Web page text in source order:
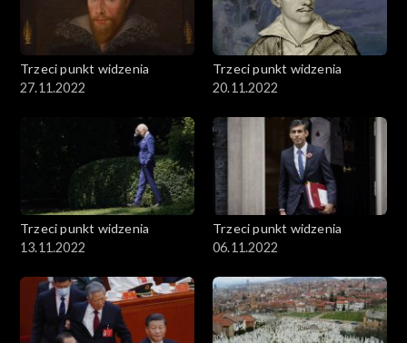
Trzeci punkt widzenia
27.11.2022
Trzeci punkt widzenia
20.11.2022
Trzeci punkt widzenia
13.11.2022
Trzeci punkt widzenia
06.11.2022